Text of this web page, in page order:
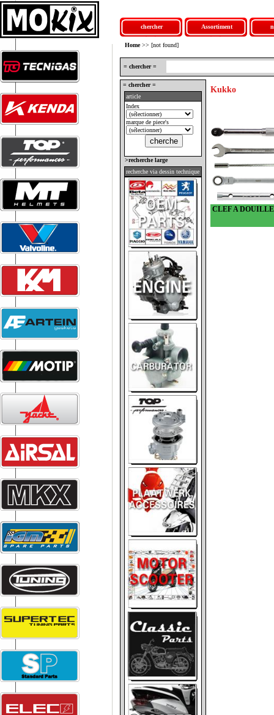
chercher Assortiment
Home>> [not found]
= chercher =
= chercher =
article
Index
marque de piece's
>recherche large
recherche via dessin technique
Kukko
CLEF A DOUILLE